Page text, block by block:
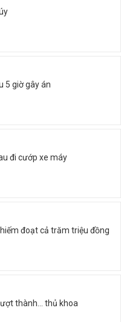
5 giờ gây án
đi cướp xe máy
đoạt cả trăm triệu đồng
thành... thủ khoa